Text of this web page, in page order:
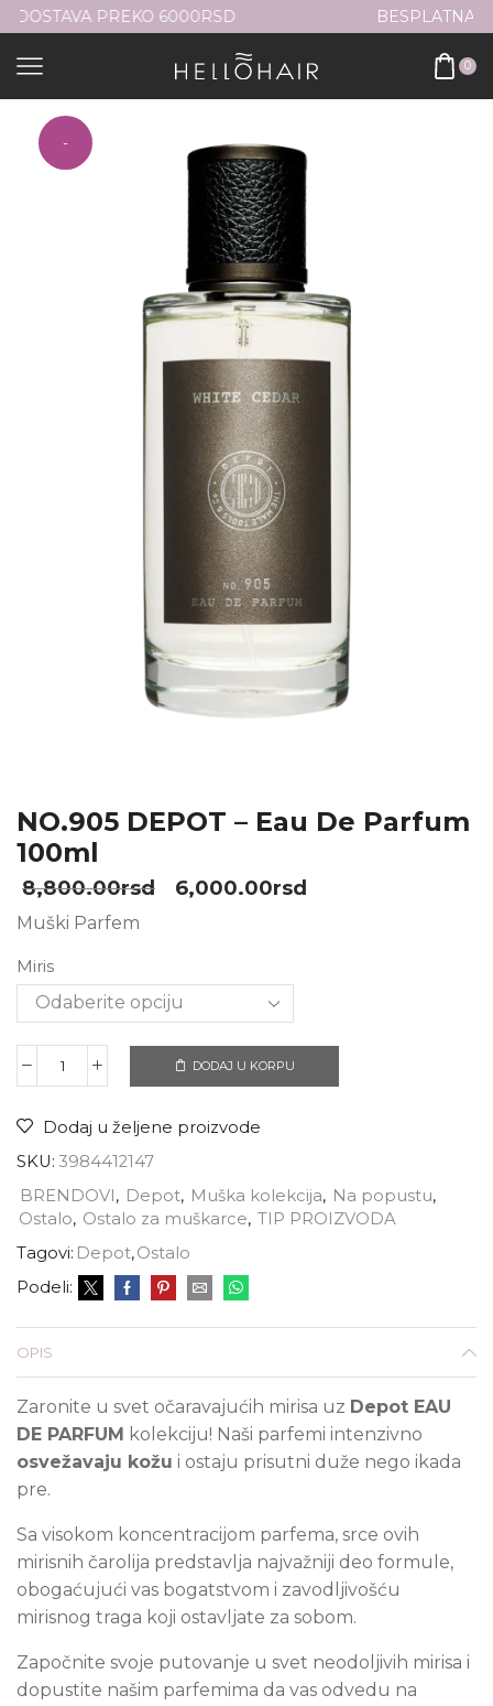
BESPLATNA DOSTAVA PREKO
0
-
NO.905 DEPOT – Eau De Parfum
100ml
8,800.00rsd 6,000.00rsd
Muški Parfem
Miris
DODAJ U KORPU
Dodaj u željene proizvode
SKU: 3984412147
BRENDOVI, Depot, Muška kolekcija, Na popustu,
Ostalo, Ostalo za muškarce, TIP PROIZVODA
Tagovi: Depot,Ostalo
Podeli:
OPIS
Zaronite u svet očaravajućih mirisa uz Depot EAU
DE PARFUM kolekciju! Naši parfemi intenzivno
osvežavaju kožu i ostaju prisutni duže nego ikada
pre.
Sa visokom koncentracijom parfema, srce ovih
mirisnih čarolija predstavlja najvažniji deo formule,
obogaćujući vas bogatstvom i zavodljivošću
mirisnog traga koji ostavljate za sobom.
Započnite svoje putovanje u svet neodoljivih mirisa i
dopustite našim parfemima da vas odvedu na